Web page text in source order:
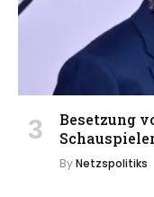
Besetzung
ByNetzspolitiks